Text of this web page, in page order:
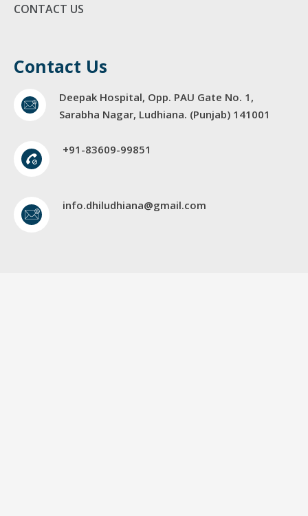
CONTACT US
Contact Us
Deepak Hospital, Opp. PAU Gate No. 1,
Sarabha Nagar, Ludhiana. (Punjab) 141001
+91-83609-99851
info.dhiludhiana@gmail.com